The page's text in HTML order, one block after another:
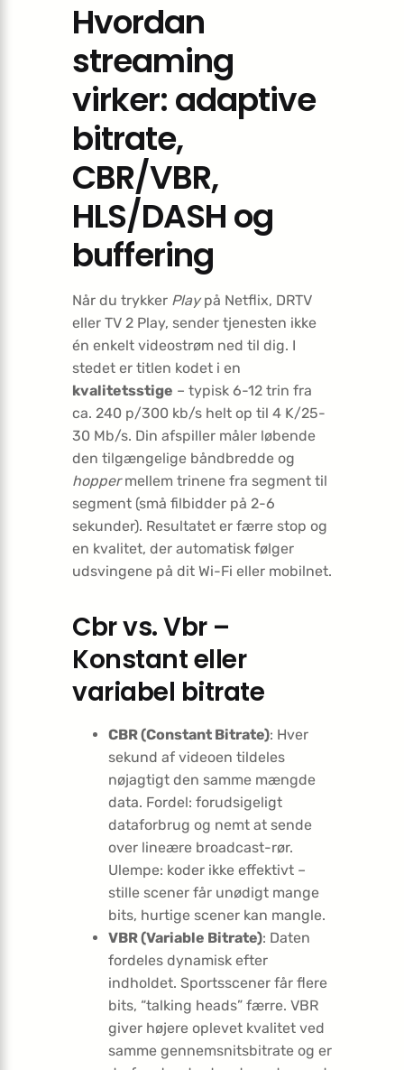
Hvordan
streaming
virker: adaptive
bitrate,
CBR/VBR,
HLS/DASH og
buffering
Når du trykker Playpå Netflix, DRTV
eller TV 2 Play, sender tjenesten ikke
én enkelt videostrøm ned til dig. I
stedet er titlen kodet i en
kvalitetsstige – typisk 6-12 trin fra
ca. 240 p/300 kb/s helt op til 4 K/25-
30 Mb/s. Din afspiller måler løbende
den tilgængelige båndbredde og
hoppermellem trinene fra segment til
segment (små filbidder på 2-6
sekunder). Resultatet er færre stop og
en kvalitet, der automatisk følger
udsvingene på dit Wi-Fi eller mobilnet.
Cbr vs. Vbr –
Konstant eller
variabel bitrate
CBR (Constant Bitrate): Hver
sekund af videoen tildeles
nøjagtigt den samme mængde
data. Fordel: forudsigeligt
dataforbrug og nemt at sende
over lineære broadcast-rør.
Ulempe: koder ikke effektivt –
stille scener får unødigt mange
bits, hurtige scener kan mangle.
VBR (Variable Bitrate): Daten
fordeles dynamisk efter
indholdet. Sportsscener får flere
bits, “talking heads” færre. VBR
giver højere oplevet kvalitet ved
samme gennemsnitsbitrate og er